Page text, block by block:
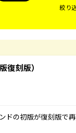
絞り
復刻版）
ドの初版が復刻版で